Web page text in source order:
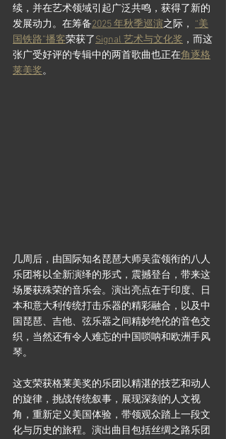
续，并在艺术领域引起广泛共鸣，获得了新的
发展动力。在筹备2025 年秋季巡演之际， “美
国铁路”播客荣获了Signal 艺术与文化奖 ，而这
张广受好评的专辑中的两首歌曲也正在角逐格
莱美奖。
几周后，由国际知名琵琶大师吴蛮领衔的八人
乐团将以全新演绎的形式，震撼登台，带来这
场屡获殊荣的音乐会。演出亮点在于印度、日
本和意大利传统打击乐器的精彩融合，以及中
国琵琶、吉他、弦乐器之间精妙绝伦的音色交
织，当然还有令人难忘的中国唢呐和欧洲手风
琴。
这支荣获格莱美奖的乐团以精湛的技艺和动人
的旋律，挑战传统叙事，展现深刻的人文视
角，重新定义美国体验，带领观众踏上一段文
化与历史的旅程。演出曲目包括丝绸之路乐团